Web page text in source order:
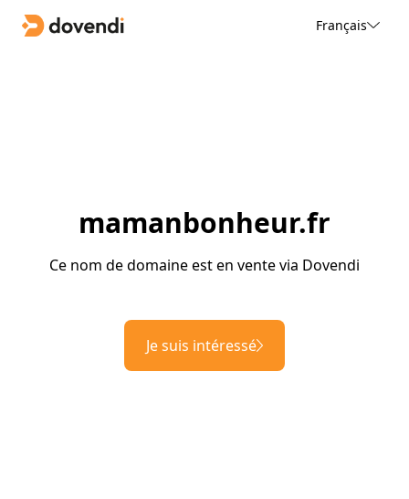
Français
mamanbonheur.fr
Ce nom de domaine est en vente via Dovendi
Je suis intéressé